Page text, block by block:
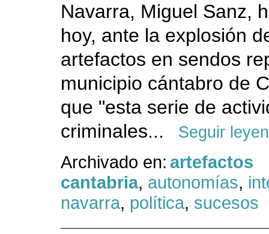
Navarra, Miguel Sanz,
hoy, ante la explosión
artefactos en sendos
municipio cántabro de
que "esta serie de
criminales...
Seguir
Archivado en: artefactos
cantabria, autonomías,
navarra, política, sucesos